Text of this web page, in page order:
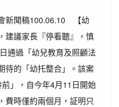
新聞稿100.06.10 【幼
建議家長『停看聽』，慎
過「幼兒教育及照顧法
待的「幼托整合」。該案
」，自今年4月11日開始
費時僅約兩個月，証明只